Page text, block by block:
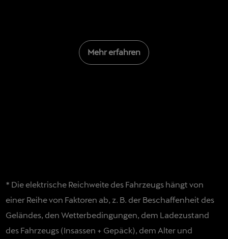
Mehr erfahren
* Die elektrische Reichweite des Fahrzeugs hängt von
einer Reihe von Faktoren ab, z. B. der Beschaffenheit des
Geländes, den Wetterbedingungen, dem Ladezustand
des Fahrzeugs (Insassen + Gepäck), dem Alter und